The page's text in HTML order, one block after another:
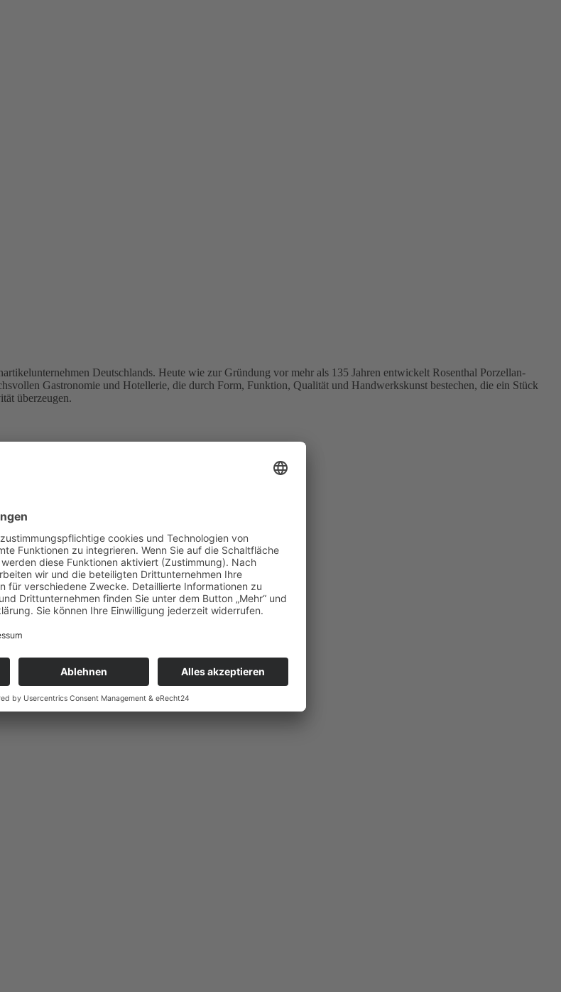
Deutschlands. Heute wie zur Gründung vor mehr als 135 Jahren entwickelt Rosenthal Porzellan-
Gastronomie und Hotellerie, die durch Form, Funktion, Qualität und Handwerkskunst bestechen, die ein Stück
überzeugen.